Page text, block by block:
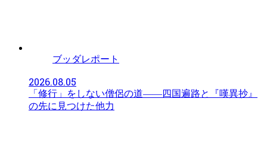
ブッダレポート
2026.08.05
「修行」をしない僧侶の道――四国遍路と『嘆異抄』
の先に見つけた他力